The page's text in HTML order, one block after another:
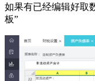
如果有已经编辑好取
板”